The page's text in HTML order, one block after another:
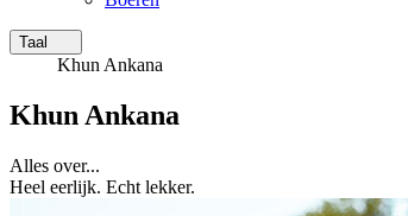
Taal
Khun Ankana
Khun Ankana
Alles over...
Heel eerlijk. Echt lekker.